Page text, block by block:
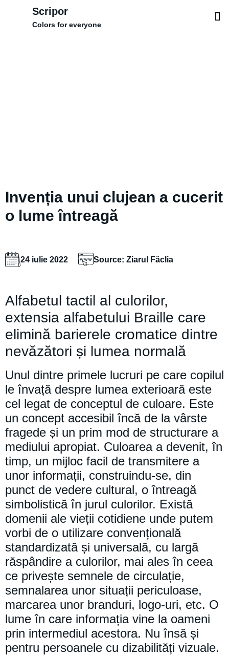
Scripor
Colors for everyone
Invenția unui clujean a cucerit
o lume întreagă
24 iulie 2022 Source: Ziarul Făclia
Alfabetul tactil al culorilor,
extensia alfabetului Braille care
elimină barierele cromatice dintre
nevăzători și lumea normală
Unul dintre primele lucruri pe care copilul
le învață despre lumea exterioară este
cel legat de conceptul de culoare. Este
un concept accesibil încă de la vârste
fragede și un prim mod de structurare a
mediului apropiat. Culoarea a devenit, în
timp, un mijloc facil de transmitere a
unor informații, construindu-se, din
punct de vedere cultural, o întreagă
simbolistică în jurul culorilor. Există
domenii ale vieții cotidiene unde putem
vorbi de o utilizare convențională
standardizată și universală, cu largă
răspândire a culorilor, mai ales în ceea
ce privește semnele de circulație,
semnalarea unor situații periculoase,
marcarea unor branduri, logo-uri, etc. O
lume în care informația vine la oameni
prin intermediul acestora. Nu însă și
pentru persoanele cu dizabilități vizuale.